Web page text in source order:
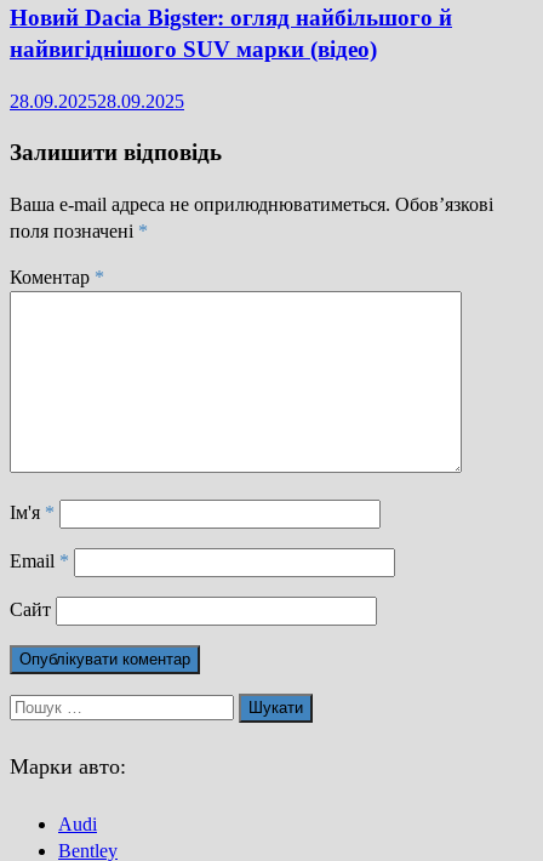
Новий Dacia Bigster: огляд найбільшого й
найвигіднішого SUV марки (відео)
28.09.202528.09.2025
Залишити відповідь
Ваша e-mail адреса не оприлюднюватиметься. Обов’язкові
поля позначені *
Коментар *
Ім'я *
Email *
Сайт
Пошук:
Марки авто:
Audi
Bentley